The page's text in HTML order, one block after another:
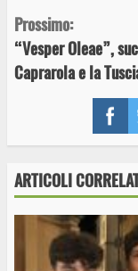
Prossimo:
“Vesper Oleae”,
Caprarola e la
ARTICOLI